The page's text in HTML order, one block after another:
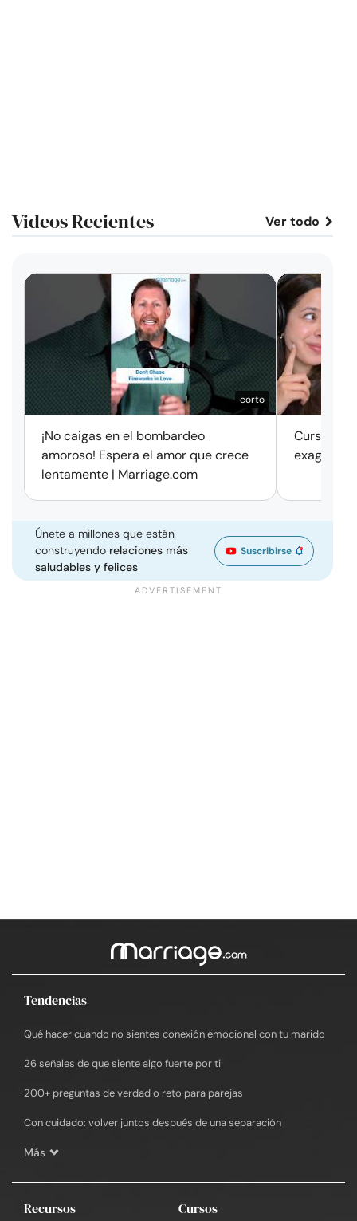
Videos Recientes Ver todo
corto
¡No caigas en el bombardeo
amoroso! Espera el amor que crece
lentamente | Marriage.com
Cursos
Únete a millones que están
construyendo relaciones más
saludables y felices
Suscribirse
Tendencias
Qué hacer cuando no sientes conexión emocional con tu marido
26 señales de que siente algo fuerte por ti
200+ preguntas de verdad o reto para parejas
Con cuidado: volver juntos después de una separación
Más
Recursos Cursos